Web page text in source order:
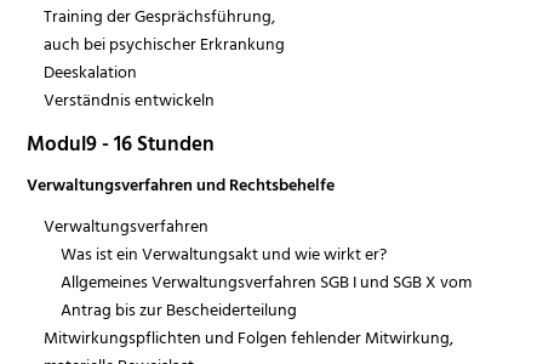
Training der Gesprächsführung,
auch bei psychischer Erkrankung
Deeskalation
Verständnis entwickeln
Modul9 - 16 Stunden
Verwaltungsverfahren und Rechtsbehelfe
Verwaltungsverfahren
Was ist ein Verwaltungsakt und wie wirkt er?
Allgemeines Verwaltungsverfahren SGB I und SGB X vom
Antrag bis zur Bescheiderteilung
Mitwirkungspflichten und Folgen fehlender Mitwirkung,